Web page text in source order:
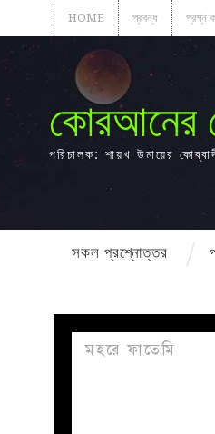
HOME প্রবন্ধ প্রশ্ন
কোরআনের
পরিচালক: শায়খ উমায়ের
সকল প্রশ্নোত্তর
মহরে ফাতেমি